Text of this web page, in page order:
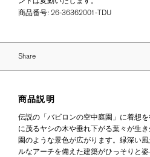
商品番号: 26-36362001-TDU
Share
商品説明
伝説の「バビロンの空中庭園」に着想
に茂るヤシの木や垂れ下がる葉々が生
園のような景色が広がります。緑深い
ルなアーチを備えた建築がひっそりと